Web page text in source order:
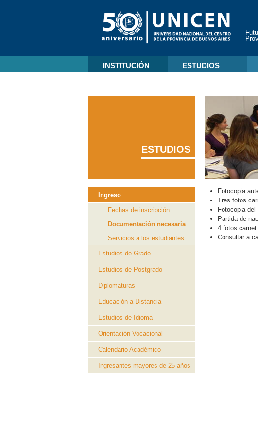
INSTITUCIÓN ESTUDIOS
Fotocopia
Tres fotos
Fotocopia del
Partida de
4 fotos carnet
Consultar a
ESTUDIOS
Ingreso
Fechas de inscripción
Documentación necesaria
Servicios a los estudiantes
Estudios de Grado
Estudios de Postgrado
Diplomaturas
Educación a Distancia
Estudios de Idioma
Orientación Vocacional
Calendario Académico
Ingresantes mayores de 25 años